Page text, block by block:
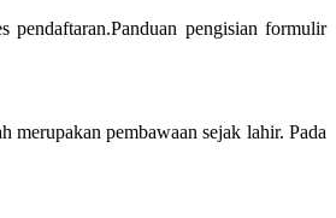
pengisian formulir
merupakan pembawaan sejak lahir. Pada